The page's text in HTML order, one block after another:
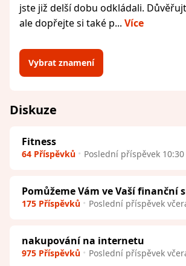
jste již delší dobu odkládali.
ale dopřejte si také p... Více
Vybrat znamení
Diskuze
Fitness
64 Příspěvků Poslední příspěvek 10:30
Pomůžeme Vám ve Vaší finanční
175 Příspěvků Poslední příspěvek
nakupování na internetu
975 Příspěvků Poslední příspěvek